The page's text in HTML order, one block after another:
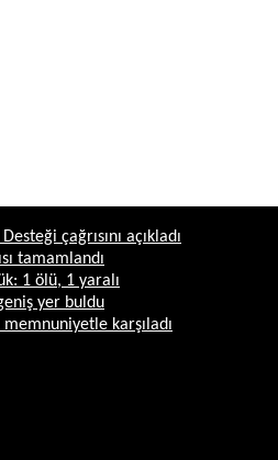
çağrısını açıkladı
tamamlandı
1 ölü, 1 yaralı
yer buldu
memnuniyetle karşıladı